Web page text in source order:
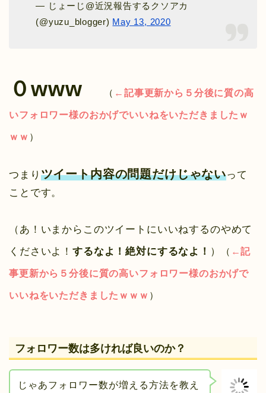
— じょーじ@近況報告するクソアカ
(@yuzu_blogger) May 13, 2020
０www （ ←記事更新から５分後に質の高
いフォロワー様のおかげでいいねをいただきましたｗ
ｗｗ ）
つまり ツイート内容の問題だけじゃないって
ことです。
（あ！いまからこのツイートにいいねするのやめて
くださいよ！するなよ！絶対にするなよ！ ） （ ←記
事更新から５分後に質の高いフォロワー様のおかげで
いいねをいただきましたｗｗｗ ）
フォロワー数は多ければ良いのか？
じゃあフォロワー数が増える方法を教え